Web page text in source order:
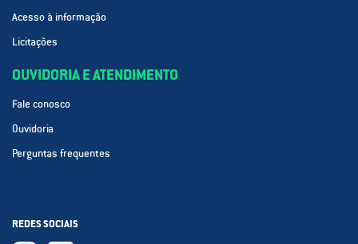
Acesso à informação
Licitações
OUVIDORIA E ATENDIMENTO
Fale conosco
Ouvidoria
Perguntas frequentes
REDES SOCIAIS